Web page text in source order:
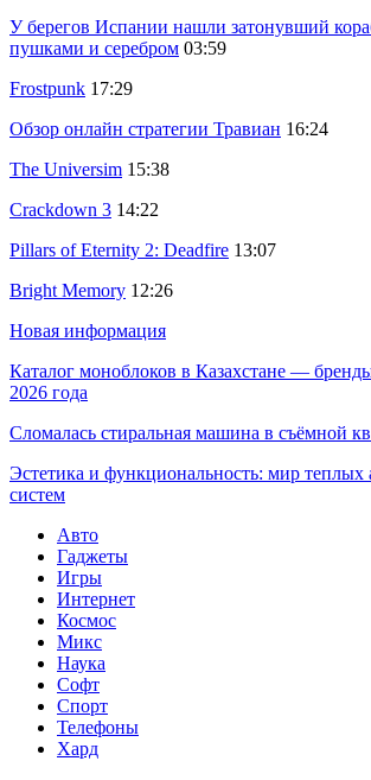
У берегов Испании нашли затонувший
пушками и серебром 03:59
Frostpunk 17:29
Обзор онлайн стратегии Травиан 16:24
The Universim 15:38
Crackdown 3 14:22
Pillars of Eternity 2: Deadfire 13:07
Bright Memory 12:26
Новая информация
Каталог моноблоков в Казахстане —
2026 года
Сломалась стиральная машина в съёмной
Эстетика и функциональность: мир
систем
Авто
Гаджеты
Игры
Интернет
Космос
Микс
Наука
Софт
Спорт
Телефоны
Хард